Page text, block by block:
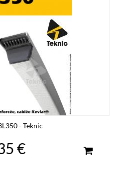
- Teknic
€